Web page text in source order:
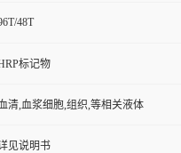
48T
标记物
清,血浆细胞,组织,等相关液体
见说明书